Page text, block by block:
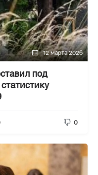
12 марта 2026
под
0